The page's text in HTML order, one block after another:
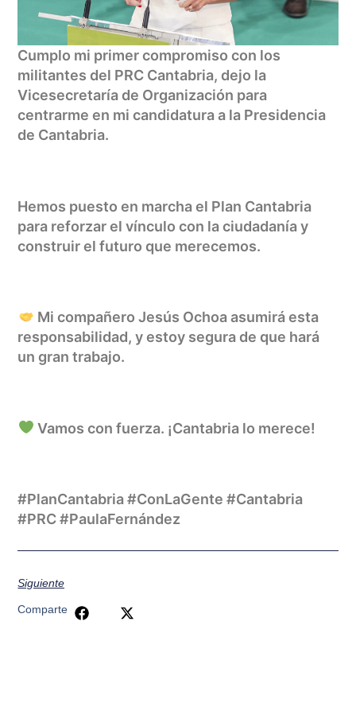
Cumplo mi primer compromiso con los
militantes del PRC Cantabria, dejo la
Vicesecretaría de Organización para
centrarme en mi candidatura a la Presidencia
de Cantabria.
Hemos puesto en marcha el Plan Cantabria
para reforzar el vínculo con la ciudadanía y
construir el futuro que merecemos.
Mi compañero Jesús Ochoa asumirá esta
responsabilidad, y estoy segura de que hará
un gran trabajo.
Vamos con fuerza. ¡Cantabria lo merece!
#PlanCantabria #ConLaGente #Cantabria
#PRC #PaulaFernández
Siguiente
Comparte